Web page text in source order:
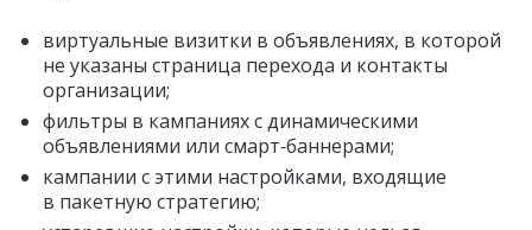
виртуальные визитки в объявлениях, в которой
не указаны страница перехода и контакты
организации;
фильтры в кампаниях с динамическими
объявлениями или смарт‑баннерами;
кампании с этими настройками, входящие
в пакетную стратегию;